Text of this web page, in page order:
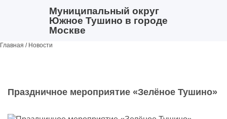
Муниципальный округ
Южное Тушино в городе
Москве
Главная / Новости
Праздничное мероприятие «Зелёное Тушино»